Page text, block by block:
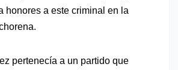
honores a este criminal en la
pertenecía a un partido que